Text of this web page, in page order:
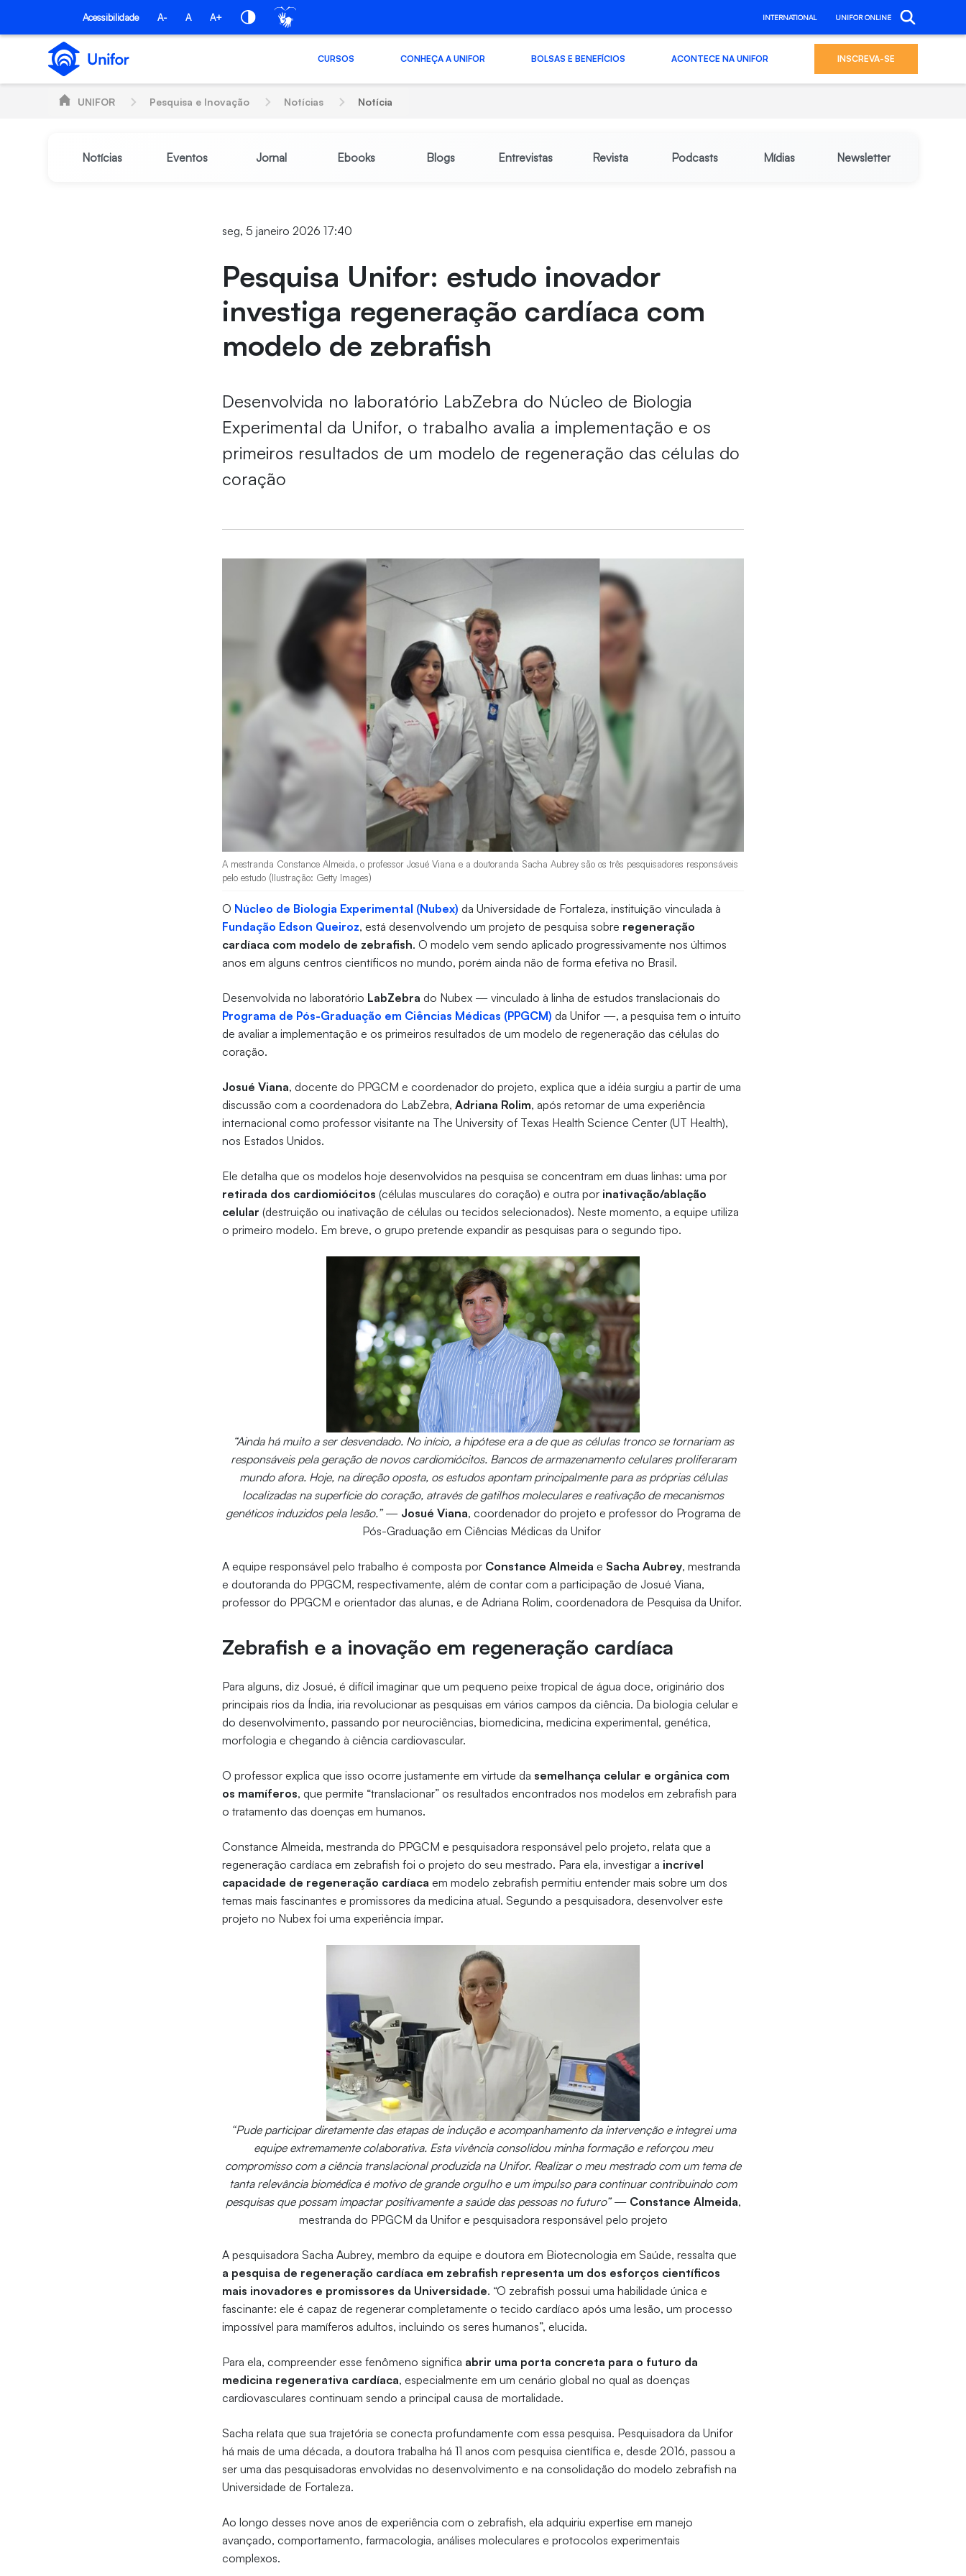
Pular para o Conteúdo principal
Acessibilidade A- A A+ INTERNATIONAL UNIFOR ONLINE
CURSOS CONHEÇA A UNIFOR BOLSAS E BENEFÍCIOS ACONTECE NA UNIFOR INSCREVA-SE
UNIFOR Pesquisa e Inovação Notícias Notícia
Notícias Eventos Jornal Ebooks Blogs Entrevistas Revista Podcasts Mídias Newsletter
seg, 5 janeiro 2026 17:40
Pesquisa Unifor: estudo inovador
investiga regeneração cardíaca com
modelo de zebrafish
Desenvolvida no laboratório LabZebra do Núcleo de Biologia
Experimental da Unifor, o trabalho avalia a implementação e os
primeiros resultados de um modelo de regeneração das células do
coração
A mestranda Constance Almeida, o professor Josué Viana e a doutoranda Sacha Aubrey são os três pesquisadores responsáveis
pelo estudo (Ilustração: Getty Images)
O Núcleo de Biologia Experimental (Nubex) da Universidade de Fortaleza, instituição vinculada à
Fundação Edson Queiroz, está desenvolvendo um projeto de pesquisa sobre regeneração
cardíaca com modelo de zebrafish. O modelo vem sendo aplicado progressivamente nos últimos
anos em alguns centros científicos no mundo, porém ainda não de forma efetiva no Brasil.
Desenvolvida no laboratório LabZebra do Nubex — vinculado à linha de estudos translacionais do
Programa de Pós-Graduação em Ciências Médicas (PPGCM) da Unifor —, a pesquisa tem o intuito
de avaliar a implementação e os primeiros resultados de um modelo de regeneração das células do
coração.
Josué Viana, docente do PPGCM e coordenador do projeto, explica que a idéia surgiu a partir de uma
discussão com a coordenadora do LabZebra,Adriana Rolim, após retornar de uma experiência
internacional como professor visitante na The University of Texas Health Science Center (UT Health),
nos Estados Unidos.
Ele detalha que os modelos hoje desenvolvidos na pesquisa se concentram em duas linhas: uma por
retirada dos cardiomiócitos (células musculares do coração) e outra por inativação/ablação
celular (destruição ou inativação de células ou tecidos selecionados). Neste momento, a equipe utiliza
o primeiro modelo. Em breve, o grupo pretende expandir as pesquisas para o segundo tipo.
“Ainda há muito a ser desvendado. No início, a hipótese era a de que as células tronco se tornariam as
responsáveis pela geração de novos cardiomiócitos. Bancos de armazenamento celulares proliferaram
mundo afora. Hoje, na direção oposta, os estudos apontam principalmente para as próprias células
localizadas na superfície do coração, através de gatilhos moleculares e reativação de mecanismos
genéticos induzidos pela lesão.”— Josué Viana, coordenador do projeto e professor do Programa de
Pós-Graduação em Ciências Médicas da Unifor
A equipe responsável pelo trabalho é composta por Constance Almeida e Sacha Aubrey, mestranda
e doutoranda do PPGCM, respectivamente, além de contar com a participação de Josué Viana,
professor do PPGCM e orientador das alunas, e de Adriana Rolim, coordenadora de Pesquisa da Unifor.
Zebrafish e a inovação em regeneração cardíaca
Para alguns, diz Josué, é difícil imaginar que um pequeno peixe tropical de água doce, originário dos
principais rios da Índia, iria revolucionar as pesquisas em vários campos da ciência. Da biologia celular e
do desenvolvimento, passando por neurociências, biomedicina, medicina experimental, genética,
morfologia e chegando à ciência cardiovascular.
O professor explica que isso ocorre justamente em virtude da semelhança celular e orgânica com
os mamíferos, que permite “translacionar” os resultados encontrados nos modelos em zebrafish para
o tratamento das doenças em humanos.
Constance Almeida, mestranda do PPGCM e pesquisadora responsável pelo projeto, relata que a
regeneração cardíaca em zebrafish foi o projeto do seu mestrado. Para ela, investigar a incrível
capacidade de regeneração cardíaca em modelo zebrafish permitiu entender mais sobre um dos
temas mais fascinantes e promissores da medicina atual. Segundo a pesquisadora, desenvolver este
projeto no Nubex foi uma experiência ímpar.
“Pude participar diretamente das etapas de indução e acompanhamento da intervenção e integrei uma
equipe extremamente colaborativa. Esta vivência consolidou minha formação e reforçou meu
compromisso com a ciência translacional produzida na Unifor. Realizar o meu mestrado com um tema de
tanta relevância biomédica é motivo de grande orgulho e um impulso para continuar contribuindo com
pesquisas que possam impactar positivamente a saúde das pessoas no futuro”— Constance Almeida,
mestranda do PPGCM da Unifor e pesquisadora responsável pelo projeto
A pesquisadora Sacha Aubrey, membro da equipe e doutora em Biotecnologia em Saúde, ressalta que
a pesquisa de regeneração cardíaca em zebrafish representa um dos esforços científicos
mais inovadores e promissores da Universidade. “O zebrafish possui uma habilidade única e
fascinante: ele é capaz de regenerar completamente o tecido cardíaco após uma lesão, um processo
impossível para mamíferos adultos, incluindo os seres humanos”, elucida.
Para ela, compreender esse fenômeno significa abrir uma porta concreta para o futuro da
medicina regenerativa cardíaca, especialmente em um cenário global no qual as doenças
cardiovasculares continuam sendo a principal causa de mortalidade.
Sacha relata que sua trajetória se conecta profundamente com essa pesquisa. Pesquisadora da Unifor
há mais de uma década, a doutora trabalha há 11 anos com pesquisa científica e, desde 2016, passou a
ser uma das pesquisadoras envolvidas no desenvolvimento e na consolidação do modelo zebrafish na
Universidade de Fortaleza.
Ao longo desses nove anos de experiência com o zebrafish, ela adquiriu expertise em manejo
avançado, comportamento, farmacologia, análises moleculares e protocolos experimentais
complexos.